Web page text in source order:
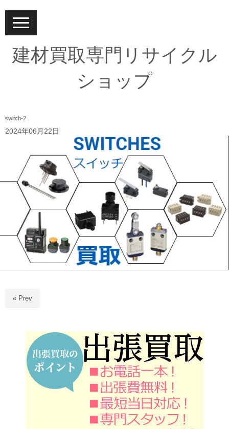
N
a
v
g
a
建材買取専門リサイクル
ショップ
switch-2
2024年06月22日
« Prev